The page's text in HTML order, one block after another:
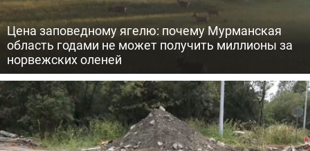
Цена заповедному ягелю: почему Мурманская
область годами не может получить миллионы за
норвежских оленей